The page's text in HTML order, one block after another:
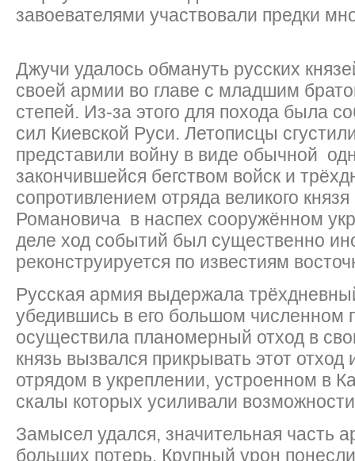
завоевателями участвовали предки
Джучи удалось обмануть русских
своей армии во главе с младшим
степей. Из-за этого для похода была
сил Киевской Руси. Летописцы
представили войну в виде обычной
закончившейся бегством войск и
сопротивлением отряда великого
Романовича в наспех сооружённом
деле ход событий был существенно
реконструируется по известиям
Русская армия выдержала
убедившись в его большом численном
осуществила планомерный отход в
князь вызвался прикрывать этот
отрядом в укреплении, устроенном в
скалы которых усиливали
Замысел удался, значительная часть
больших потерь. Крупный урон